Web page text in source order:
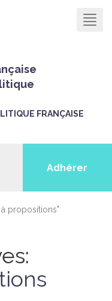
FRANÇAISE
Adhérer
propositions"